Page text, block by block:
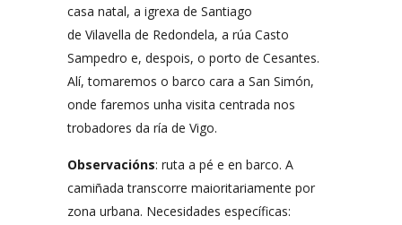
casa natal, a igrexa de Santiago
de Vilavella de Redondela, a rúa Casto
Sampedro e, despois, o porto de Cesantes.
Alí, tomaremos o barco cara a San Simón,
onde faremos unha visita centrada nos
trobadores da ría de Vigo.
Observacións: ruta a pé e en barco. A
camiñada transcorre maioritariamente por
zona urbana. Necesidades específicas: